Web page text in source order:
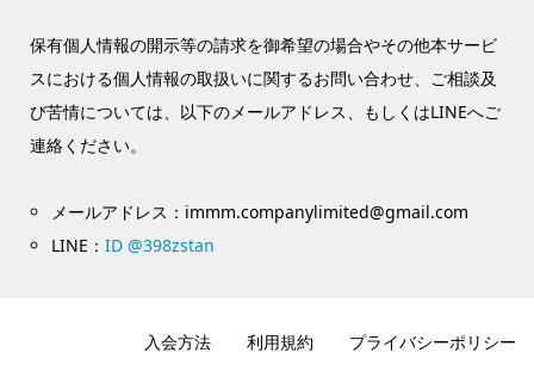
保有個人情報の開示等の請求を御希望の場合やその他本サービ
スにおける個人情報の取扱いに関するお問い合わせ、ご相談及
び苦情については、以下のメールアドレス、もしくはLINEへご
連絡ください。
メールアドレス：immm.companylimited@gmail.com
LINE：ID @398zstan
入会方法 利用規約
プライバシーポリシー